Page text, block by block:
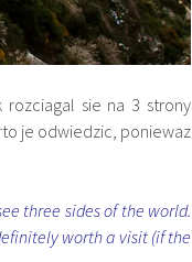
rozciagal sie na 3 strony
je odwiedzic, poniewaz
three sides of the world.
worth a visit (if the